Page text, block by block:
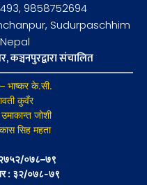
9858752694
Sudurpaschhim
कञ्चनपुरद्वारा संचालित
भाष्कर के.सी.
कुवँर
जोशी
सिह महता
२७५२/०७८–७९
: ३२/०७८-७९